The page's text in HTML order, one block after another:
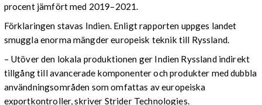
procent jämfört med 2019–2021.
Förklaringen stavas Indien. Enligt rapporten uppges landet
smuggla enorma mängder europeisk teknik till Ryssland.
– Utöver den lokala produktionen ger Indien Ryssland indirekt
tillgång till avancerade komponenter och produkter med dubbla
användningsområden som omfattas av europeiska
exportkontroller, skriver Strider Technologies.